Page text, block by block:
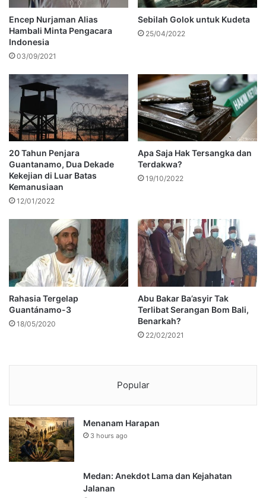
Encep Nurjaman Alias
Hambali Minta Pengacara
Indonesia
03/09/2021
Sebilah Golok untuk Kudeta
25/04/2022
20 Tahun Penjara
Guantanamo, Dua Dekade
Kekejian di Luar Batas
Kemanusiaan
12/01/2022
Apa Saja Hak Tersangka dan
Terdakwa?
19/10/2022
Rahasia Tergelap
Guantánamo-3
18/05/2020
Abu Bakar Ba’asyir Tak
Terlibat Serangan Bom Bali,
Benarkah?
22/02/2021
Popular
Menanam Harapan
3 hours ago
Medan: Anekdot Lama dan Kejahatan
Jalanan